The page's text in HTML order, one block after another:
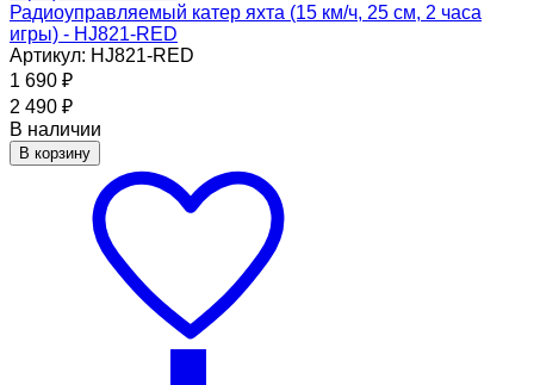
Радиоуправляемый катер яхта (15 км/ч, 25 см, 2 часа
игры) - HJ821-RED
Артикул: HJ821-RED
1 690 ₽
2 490 ₽
В наличии
В корзину